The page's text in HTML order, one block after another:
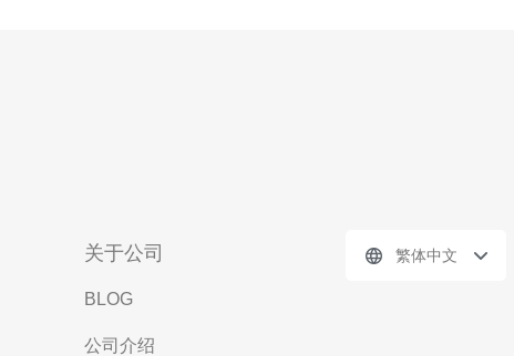
关于公司
BLOG
公司介绍
繁体中文